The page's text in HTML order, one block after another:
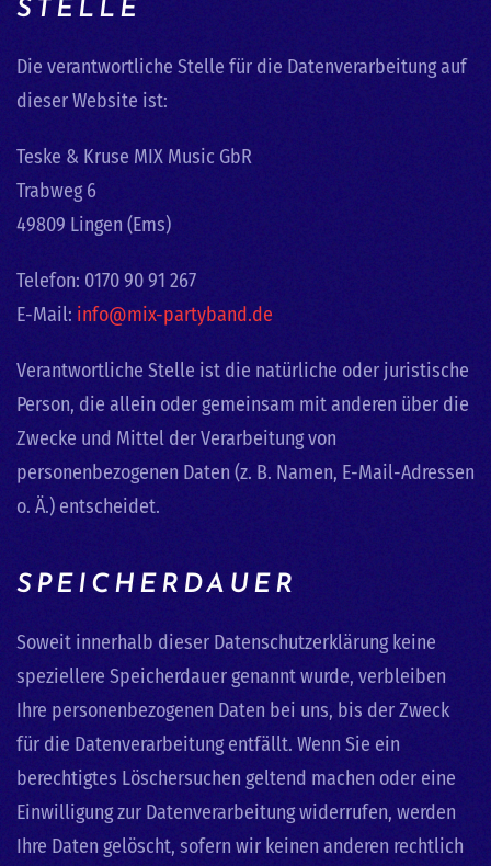
STELLE
Die verantwortliche Stelle für die Datenverarbeitung auf
dieser Website ist:
Teske & Kruse MIX Music GbR
Trabweg 6
49809 Lingen (Ems)
Telefon: 0170 90 91 267
E-Mail: info@mix-partyband.de
Verantwortliche Stelle ist die natürliche oder juristische
Person, die allein oder gemeinsam mit anderen über die
Zwecke und Mittel der Verarbeitung von
personenbezogenen Daten (z. B. Namen, E-Mail-Adressen
o. Ä.) entscheidet.
SPEICHERDAUER
Soweit innerhalb dieser Datenschutzerklärung keine
speziellere Speicherdauer genannt wurde, verbleiben
Ihre personenbezogenen Daten bei uns, bis der Zweck
für die Datenverarbeitung entfällt. Wenn Sie ein
berechtigtes Löschersuchen geltend machen oder eine
Einwilligung zur Datenverarbeitung widerrufen, werden
Ihre Daten gelöscht, sofern wir keinen anderen rechtlich